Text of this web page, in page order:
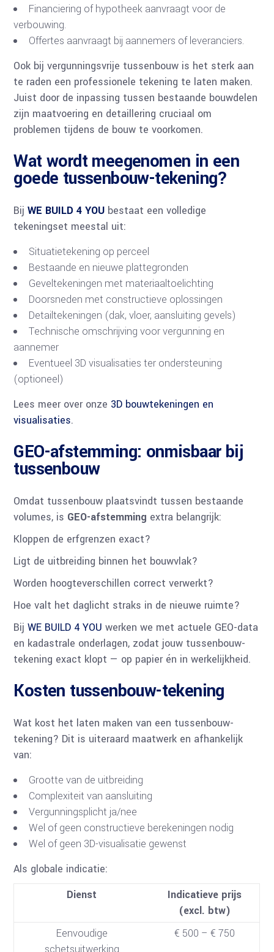
Financiering of hypotheek aanvraagt voor de
verbouwing.
Offertes aanvraagt bij aannemers of leveranciers.
Ook bij vergunningsvrije tussenbouw is het sterk aan
te raden een professionele tekening te laten maken.
Juist door de inpassing tussen bestaande bouwdelen
zijn maatvoering en detaillering cruciaal om
problemen tijdens de bouw te voorkomen.
Wat wordt meegenomen in een
goede tussenbouw-tekening?
BijWE BUILD 4 YOU bestaat een volledige
tekeningset meestal uit:
Situatietekening op perceel
Bestaande en nieuwe plattegronden
Geveltekeningen met materiaaltoelichting
Doorsneden met constructieve oplossingen
Detailtekeningen (dak, vloer, aansluiting gevels)
Technische omschrijving voor vergunning en
aannemer
Eventueel 3D visualisaties ter ondersteuning
(optioneel)
Lees meer over onze 3D bouwtekeningen en
visualisaties.
GEO-afstemming: onmisbaar bij
tussenbouw
Omdat tussenbouw plaatsvindt tussen bestaande
volumes, is GEO-afstemming extra belangrijk:
Kloppen de erfgrenzen exact?
Ligt de uitbreiding binnen het bouwvlak?
Worden hoogteverschillen correct verwerkt?
Hoe valt het daglicht straks in de nieuwe ruimte?
BijWE BUILD 4 YOU werken we met actuele GEO-data
en kadastrale onderlagen, zodat jouw tussenbouw-
tekening exact klopt — op papier én in werkelijkheid.
Kosten tussenbouw-tekening
Wat kost het laten maken van een tussenbouw-
tekening? Dit is uiteraard maatwerk en afhankelijk
van:
Grootte van de uitbreiding
Complexiteit van aansluiting
Vergunningsplicht ja/nee
Wel of geen constructieve berekeningen nodig
Wel of geen 3D-visualisatie gewenst
Als globale indicatie:
Dienst
Indicatieve prijs
(excl. btw)
Eenvoudige
€ 500 – € 750